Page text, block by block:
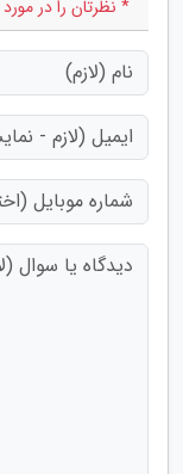
* نظرتان را در مورد